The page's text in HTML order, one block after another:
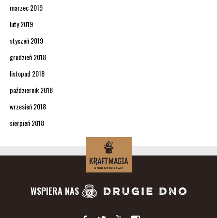
marzec 2019
luty 2019
styczeń 2019
grudzień 2018
listopad 2018
październik 2018
wrzesień 2018
sierpień 2018
WSPIERA NAS